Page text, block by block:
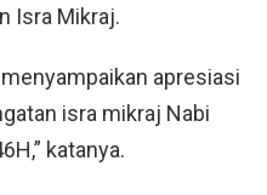
Isra Mikraj.
apresiasi
isra mikraj Nabi
katanya.